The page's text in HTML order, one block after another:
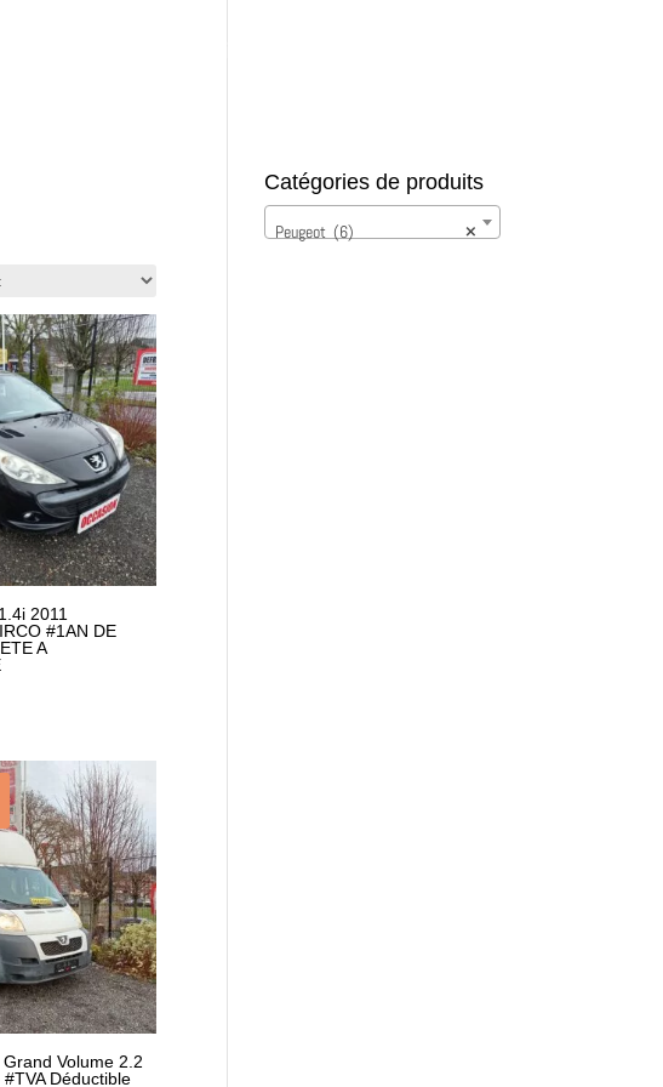
2011
#1AN DE
A
Volume 2.2
Déductible
Catégories de produits
×
Peugeot (6)